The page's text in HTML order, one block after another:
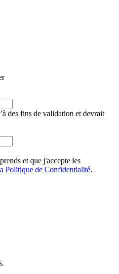
des fins de validation et devrait
et que j'accepte les
Politique de Confidentialité.